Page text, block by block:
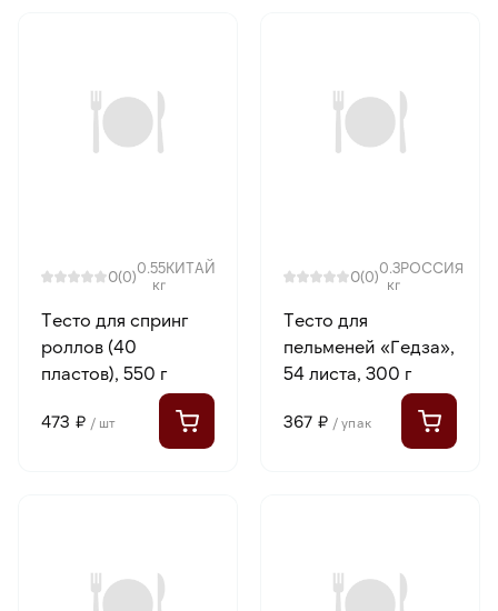
0(0)0.55
кг
КИТАЙ
Тесто для спринг
роллов (40
пластов), 550 г
473 ₽ / шт
0(0)0.3
кг
РОССИЯ
Тесто для
пельменей «Гедза»,
54 листа, 300 г
367 ₽ / упак